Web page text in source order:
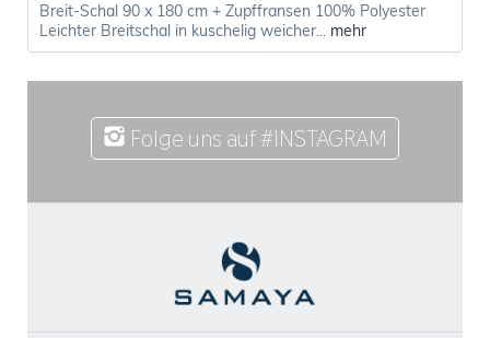
Breit-Schal 90 x 180 cm + Zupffransen 100% Polyester
Leichter Breitschal in kuschelig weicher... mehr
Folge uns auf #INSTAGRAM